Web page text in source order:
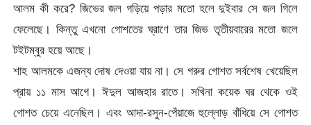
আলম কী করে? জিভের জল গড়িয়ে পড়ার মতো হলে দুইবার সে জল গিলে
ফেলেছে। কিন্তু এখনো গোশতের ঘ্রাণে তার জিভ তৃতীয়বারের মতো জলে
টইটম্বুর হয়ে আছে।
শাহ আলমকে এজন্য দোষ দেওয়া যায় না। সে গরুর গোশত সর্বশেষ খেয়েছিল
প্রায় ১১ মাস আগে। ঈদুল আজহার রাতে। সখিনা কয়েক ঘর থেকে ওই
গোশত চেয়ে এনেছিল। এবং আদা-রসুন-পেঁয়াজে হুল্লোড় বাঁধিয়ে সে গোশত